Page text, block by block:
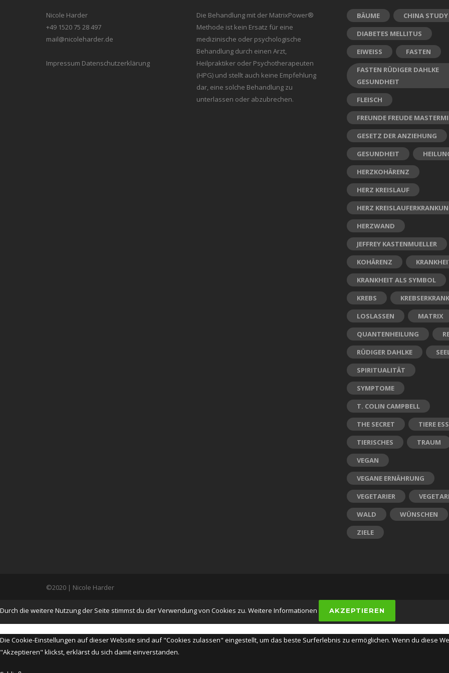
Nicole Harder
+49 1520 75 28 497
mail@nicoleharder.de
Impressum Datenschutzerklärung
Die Behandlung mit der MatrixPower®
Methode ist kein Ersatz für eine
medizinische oder psychologische
Behandlung durch einen Arzt,
Heilpraktiker oder Psychotherapeuten
(HPG) und stellt auch keine Empfehlung
dar, eine solche Behandlung zu
unterlassen oder abzubrechen.
BÄUME
CHINA STUDY
DIABETES MELLITUS
EIWEISS
FASTEN
FASTEN RÜDIGER DAHLKE
GESUNDHEIT
FLEISCH
FREUNDE FREUDE
GESETZ DER ANZIEHUNG
GESUNDHEIT
HERZKOHÄRENZ
HERZ KREISLAUF
HERZ
HERZWAND
JEFFREY KASTENMUELLER
KOHÄRENZ
KRANKHEIT ALS SYMBOL
KREBS
LOSLASSEN
MATRIX
QUANTENHEILUNG
RÜDIGER DAHLKE
SPIRITUALITÄT
SYMPTOME
T. COLIN CAMPBELL
THE SECRET
TIERE
TIERISCHES
TRAUM
VEGAN
VEGANE ERNÄHRUNG
VEGETARIER
WALD
WÜNSCHEN
ZIELE
©2020 | Nicole Harder
Durch die weitere Nutzung der Seite stimmst du der Verwendung von Cookies zu. Weitere Informationen AKZEPTIEREN
Die Cookie-Einstellungen auf dieser Website sind auf "Cookies zulassen" eingestellt, um das beste Surferlebnis zu ermöglichen. Wenn du diese
"Akzeptieren" klickst, erklärst du sich damit einverstanden.